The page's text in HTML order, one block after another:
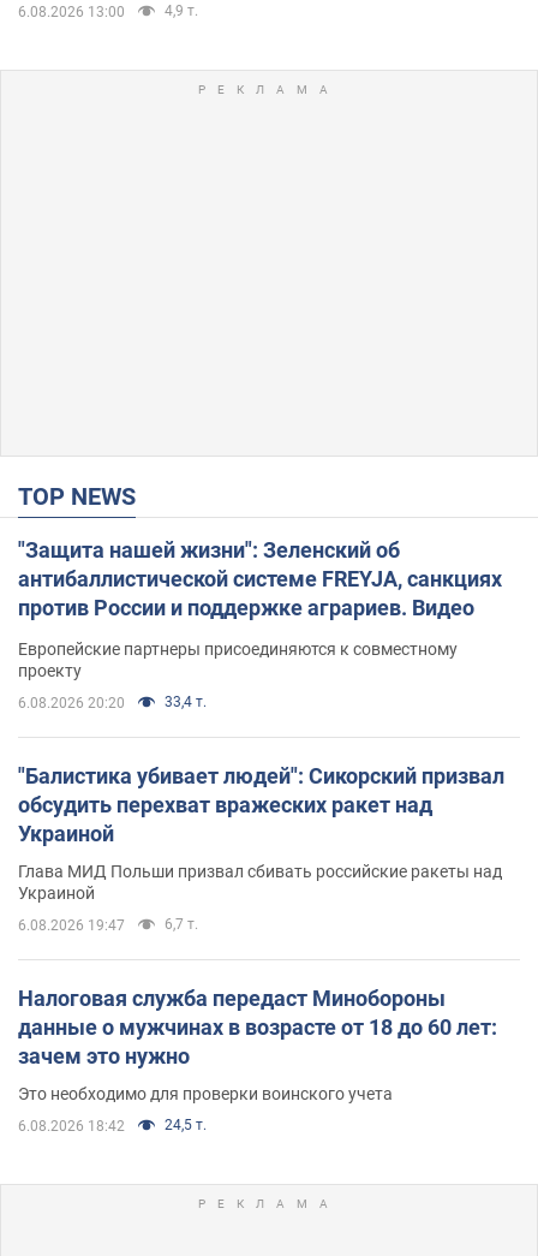
6.08.2026 13:00 4,9 т.
TOP NEWS
"Защита нашей жизни": Зеленский об
антибаллистической системе FREYJA, санкциях
против России и поддержке аграриев. Видео
Европейские партнеры присоединяются к совместному
проекту
6.08.2026 20:20 33,4 т.
"Балистика убивает людей": Сикорский призвал
обсудить перехват вражеских ракет над
Украиной
Глава МИД Польши призвал сбивать российские ракеты над
Украиной
6.08.2026 19:47 6,7 т.
Налоговая служба передаст Минобороны
данные о мужчинах в возрасте от 18 до 60 лет:
зачем это нужно
Это необходимо для проверки воинского учета
6.08.2026 18:42 24,5 т.